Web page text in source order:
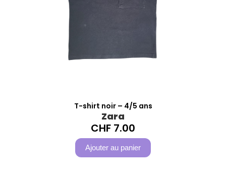
T-shirt noir – 4/5 ans
Zara
CHF 7.00
Ajouter au panier